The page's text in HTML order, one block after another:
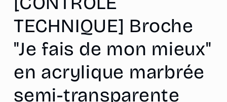
TECHNIQUE] Broche
"Je fais de mon mieux"
en acrylique marbrée
semi-transparente